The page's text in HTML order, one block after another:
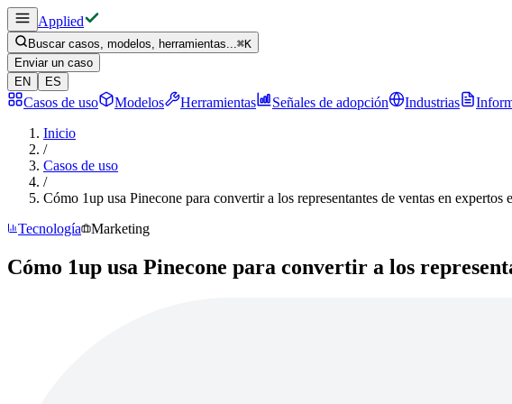
Applied
Buscar casos, modelos, herramientas...⌘K
Enviar un caso
EN
ES
Casos de uso Modelos Herramientas Señales de adopción Industrias
Inicio
/
Casos de uso
/
Cómo 1up usa Pinecone para convertir a los representantes de ventas en expertos
Tecnología
Marketing
Cómo 1up usa Pinecone para convertir a los